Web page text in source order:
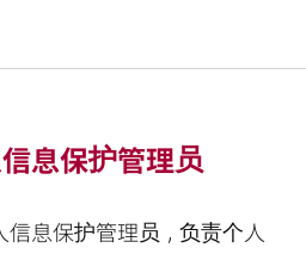
息保护管理员
息保护管理员，负责个人